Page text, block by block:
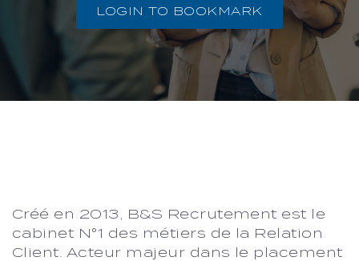
LOGIN TO BOOKMARK
Créé en 2013, B&S Recrutement est le
cabinet N°1 des métiers de la Relation
Client. Acteur majeur dans le placement